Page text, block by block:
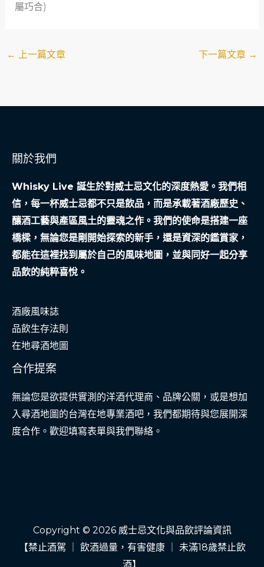
屬巧合)
← 上一篇文章 下一篇文章 →
關於我們
Whisky Live 誕生於對威士忌文化的深度熱愛。我們相
信，每一杯威士忌都不只是飲品，而是承載著酒廠歷史、
釀酒工藝與產區風土的靈魂之作。我們的使命是搭建一座
橋樑，無論您是剛開始探索的新手，還是資深的鑑賞家，
都能在這裡找到屬於自己的風味地圖，並與同好一起分享
品飲的純粹喜悅。
酒廠風味誌
品飲生存法則
在地尋酒地圖
合作提案
無論您是欲提供實測的洋酒代理商、品牌公關，或是想加
入尋酒地圖的台灣在地專業酒吧，我們都期待與您展開深
度合作。歡迎填寫表單與我們聯絡。
Copyright © 2026 威士忌文化與品飲評論資訊
【禁止酒駕 ｜ 飲酒過量，有害健康 ｜ 未滿18歲禁止飲
酒】